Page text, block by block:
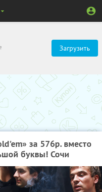
Загрузить
за 576р. вместо
буквы! Сочи